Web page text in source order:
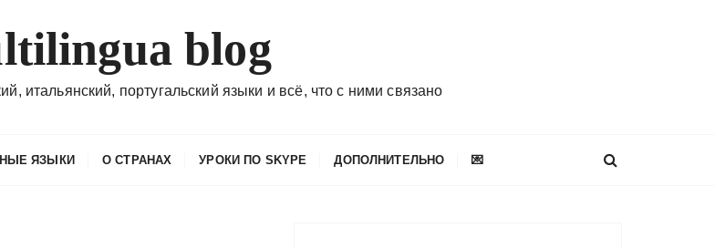
blog
итальянский, португальский языки и всё, что с ними связано
ЯЗЫКИ О СТРАНАХ УРОКИ ПО SKYPE ДОПОЛНИТЕЛЬНО 💌